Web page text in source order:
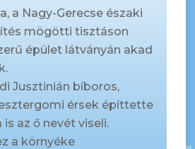
a Nagy-Gerecse északi
mögötti tisztáson
épület látványán akad
Jusztinián bíboros,
érsek építtette
is az ő nevét viseli.
a környéke